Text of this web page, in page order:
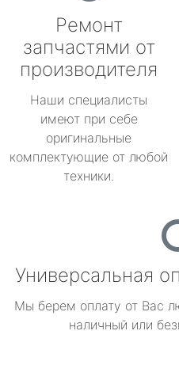
Ремонт
запчастями от
производителя
Наши специалисты
имеют при себе
оригинальные
комплектующие от любой
техники.
Универсальная
Мы берем оплату от Вас
наличный или